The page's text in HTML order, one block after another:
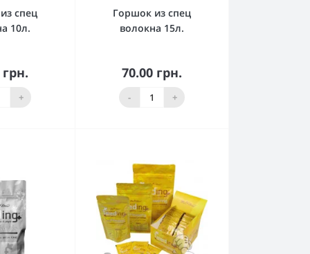
спец
10л.
+
Горшок из спец
волокна 15л.
70.00 грн.
- +
В корзину